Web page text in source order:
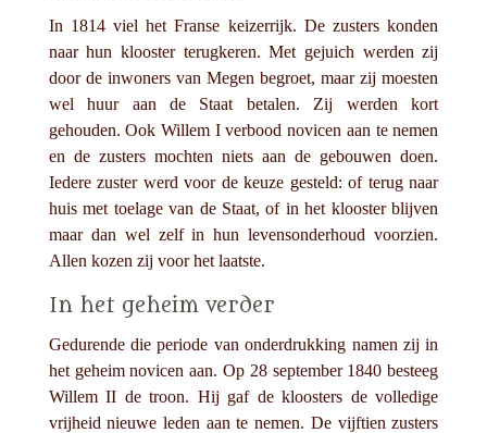
In 1814 viel het Franse keizerrijk. De zusters konden
naar hun klooster terugkeren. Met gejuich werden zij
door de inwoners van Megen begroet, maar zij moesten
wel huur aan de Staat betalen. Zij werden kort
gehouden. Ook Willem I verbood novicen aan te nemen
en de zusters mochten niets aan de gebouwen doen.
Iedere zuster werd voor de keuze gesteld: of terug naar
huis met toelage van de Staat, of in het klooster blijven
maar dan wel zelf in hun levensonderhoud voorzien.
Allen kozen zij voor het laatste.
In het geheim verder
Gedurende die periode van onderdrukking namen zij in
het geheim novicen aan. Op 28 september 1840 besteeg
Willem II de troon. Hij gaf de kloosters de volledige
vrijheid nieuwe leden aan te nemen. De vijftien zusters